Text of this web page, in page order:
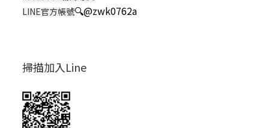
LINE官方帳號🔍@zwk0762a
掃描加入Line